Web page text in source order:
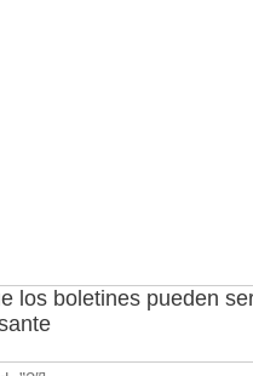
los boletines pueden